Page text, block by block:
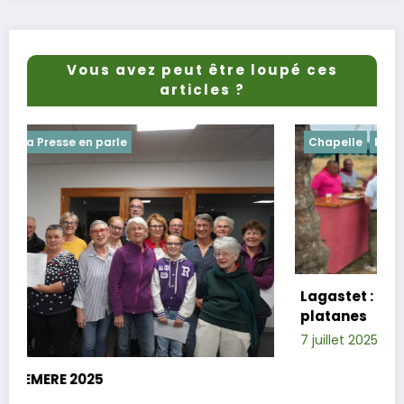
Vous avez peut être loupé ces
articles ?
Chapelle
Lagastet : le repas champêtre réussi
platanes
7 juillet 2025 Xavier D.